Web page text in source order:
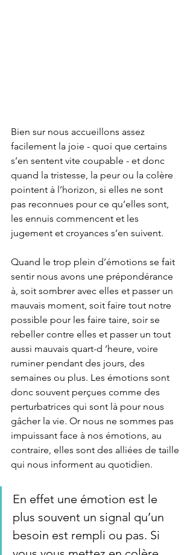
Bien sur nous accueillons assez
facilement la joie - quoi que certains
s’en sentent vite coupable - et donc
quand la tristesse, la peur ou la colère
pointent à l’horizon, si elles ne sont
pas reconnues pour ce qu’elles sont,
les ennuis commencent et les
jugement et croyances s’en suivent.
Quand le trop plein d’émotions se fait
sentir nous avons une prépondérance
à, soit sombrer avec elles et passer un
mauvais moment, soit faire tout notre
possible pour les faire taire, soir se
rebeller contre elles et passer un tout
aussi mauvais quart-d ‘heure, voire
ruminer pendant des jours, des
semaines ou plus. Les émotions sont
donc souvent perçues comme des
perturbatrices qui sont là pour nous
gâcher la vie. Or nous ne sommes pas
impuissant face à nos émotions, au
contraire, elles sont des alliées de taille
qui nous informent au quotidien.
En effet une émotion est le
plus souvent un signal qu’un
besoin est rempli ou pas. Si